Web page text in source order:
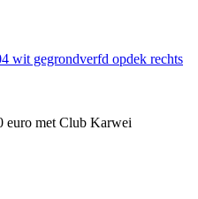
wit gegrondverfd opdek rechts
euro met Club Karwei